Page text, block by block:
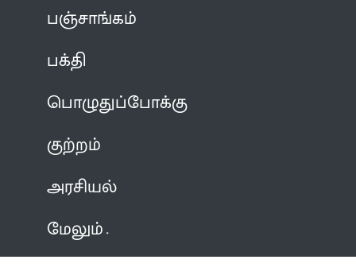
பஞ்சாங்கம்
பக்தி
பொழுதுப்போக்கு
குற்றம்
அரசியல்
மேலும்